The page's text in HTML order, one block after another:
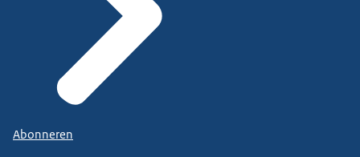
Abonneren